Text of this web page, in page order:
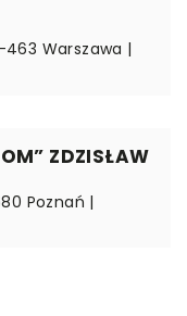
Warszawa |
ZDZISŁAW
Poznań |